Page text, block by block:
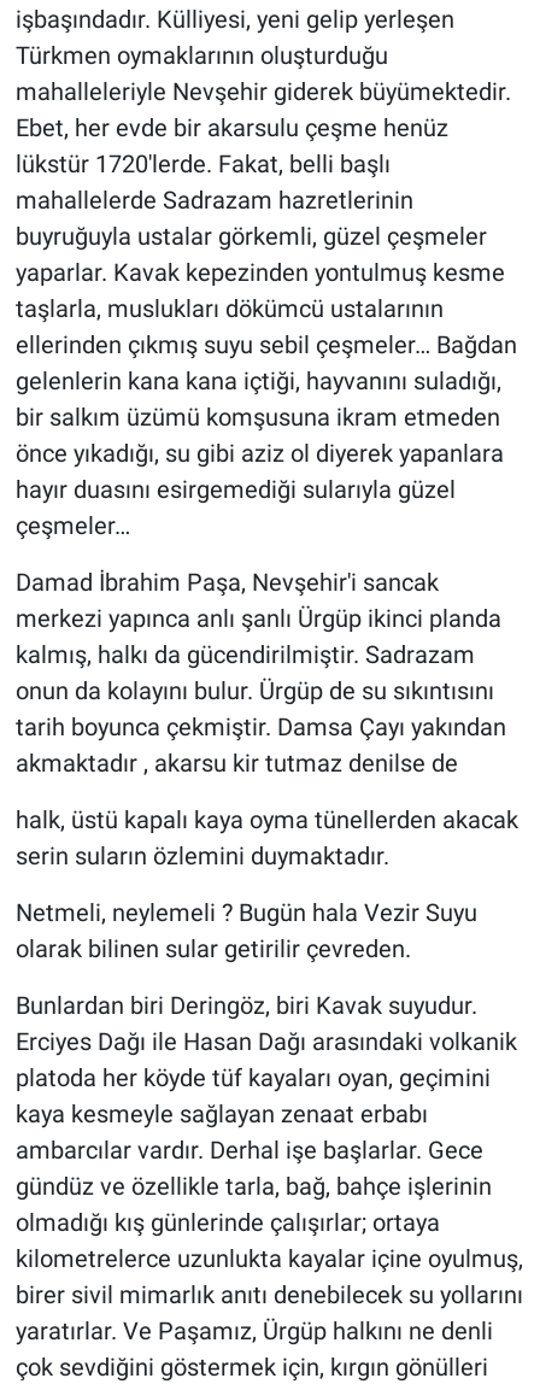
işbaşındadır. Külliyesi, yeni gelip yerleşen
Türkmen oymaklarının oluşturduğu
mahalleleriyle Nevşehir giderek büyümektedir.
Ebet, her evde bir akarsulu çeşme henüz
lükstür 1720'lerde. Fakat, belli başlı
mahallelerde Sadrazam hazretlerinin
buyruğuyla ustalar görkemli, güzel çeşmeler
yaparlar. Kavak kepezinden yontulmuş kesme
taşlarla, muslukları dökümcü ustalarının
ellerinden çıkmış suyu sebil çeşmeler… Bağdan
gelenlerin kana kana içtiği, hayvanını suladığı,
bir salkım üzümü komşusuna ikram etmeden
önce yıkadığı, su gibi aziz ol diyerek yapanlara
hayır duasını esirgemediği sularıyla güzel
çeşmeler…
Damad İbrahim Paşa, Nevşehir'i sancak
merkezi yapınca anlı şanlı Ürgüp ikinci planda
kalmış, halkı da gücendirilmiştir. Sadrazam
onun da kolayını bulur. Ürgüp de su sıkıntısını
tarih boyunca çekmiştir. Damsa Çayı yakından
akmaktadır , akarsu kir tutmaz denilse de
halk, üstü kapalı kaya oyma tünellerden akacak
serin suların özlemini duymaktadır.
Netmeli, neylemeli ? Bugün hala Vezir Suyu
olarak bilinen sular getirilir çevreden.
Bunlardan biri Deringöz, biri Kavak suyudur.
Erciyes Dağı ile Hasan Dağı arasındaki volkanik
platoda her köyde tüf kayaları oyan, geçimini
kaya kesmeyle sağlayan zenaat erbabı
ambarcılar vardır. Derhal işe başlarlar. Gece
gündüz ve özellikle tarla, bağ, bahçe işlerinin
olmadığı kış günlerinde çalışırlar; ortaya
kilometrelerce uzunlukta kayalar içine oyulmuş,
birer sivil mimarlık anıtı denebilecek su yollarını
yaratırlar. Ve Paşamız, Ürgüp halkını ne denli
çok sevdiğini göstermek için, kırgın gönülleri